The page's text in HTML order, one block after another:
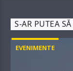
S-AR PUTEA
EVENIMENTE